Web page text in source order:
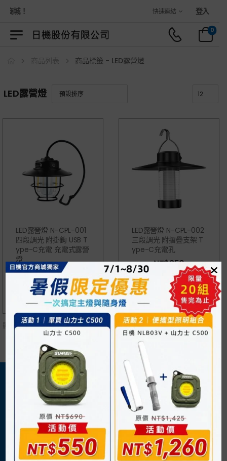
商城！ 快速連結 登入
0
商品標籤 - LED露營燈
LED露營燈
LED露營燈 N-CPL-001
四段調光 附掛鉤 USB T
Ype-C充電 充電式露營
燈
NT$350
LED露營燈 N-CPL-002
三段調光 附摺疊支架 T
Ype-C充電孔
NT$350
顯示所有 2商品
關於我們
日機官方網站
企業概況
最新消息
購物須知
購物流程
付款方式
運送方式